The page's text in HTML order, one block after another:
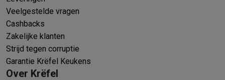
Veelgestelde vragen
Cashbacks
Zakelijke klanten
Strijd tegen corruptie
Garantie Krëfel Keukens
Over Krëfel